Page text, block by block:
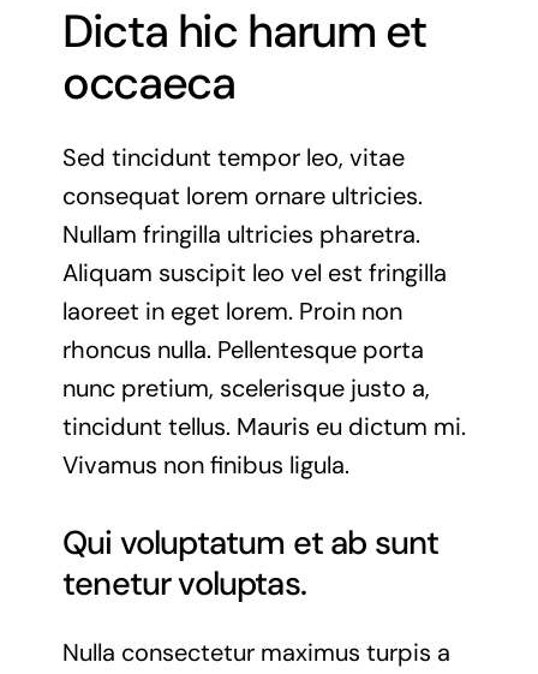
Dicta hic harum et
occaeca
Sed tincidunt tempor leo, vitae
consequat lorem ornare ultricies.
Nullam fringilla ultricies pharetra.
Aliquam suscipit leo vel est fringilla
laoreet in eget lorem. Proin non
rhoncus nulla. Pellentesque porta
nunc pretium, scelerisque justo a,
tincidunt tellus. Mauris eu dictum mi.
Vivamus non finibus ligula.
Qui voluptatum et ab sunt
tenetur voluptas.
Nulla consectetur maximus turpis a